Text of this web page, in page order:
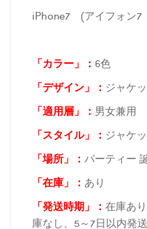
iPhone7 (アイフォン
「カラー」： 6色
「デザイン」
： ジャケ
「適用層」： 男女兼用
「スタイル」： ジャケ
「場所 」： パーティー
「在庫 」： あり
「発送時期 」： 在庫あ
庫なし、5～7日以内発送